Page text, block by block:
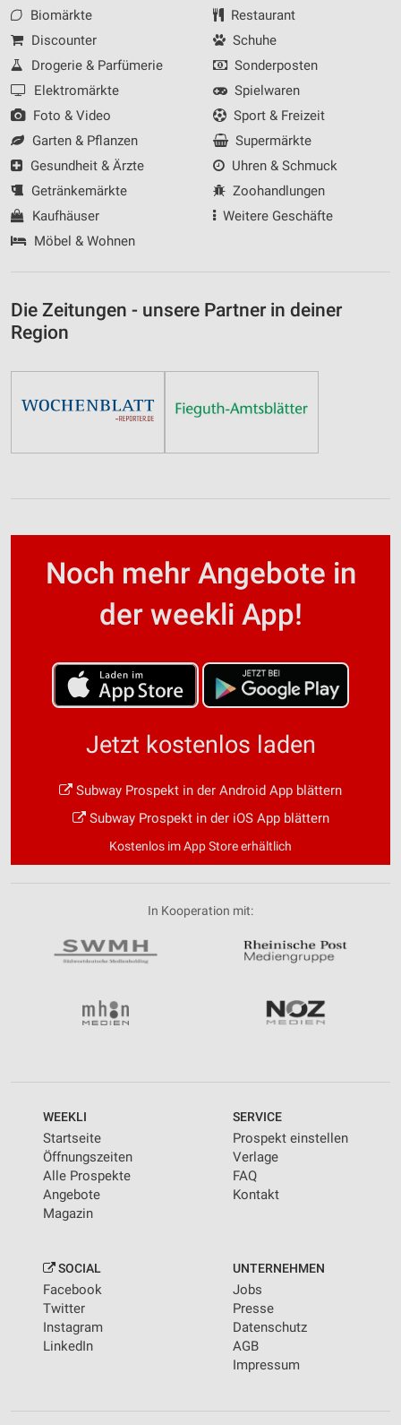
Biomärkte
Discounter
Drogerie & Parfümerie
Elektromärkte
Foto & Video
Garten & Pflanzen
Gesundheit & Ärzte
Getränkemärkte
Kaufhäuser
Möbel & Wohnen
Restaurant
Schuhe
Sonderposten
Spielwaren
Sport & Freizeit
Supermärkte
Uhren & Schmuck
Zoohandlungen
Weitere Geschäfte
Die Zeitungen - unsere Partner in deiner
Region
Noch mehr Angebote in
der weekli App!
Jetzt kostenlos laden
Subway Prospekt in der Android App blättern
Subway Prospekt in der iOS App blättern
Kostenlos im App Store erhältlich
In Kooperation mit:
WEEKLI
Startseite
Öffnungszeiten
Alle Prospekte
Angebote
Magazin
SERVICE
Prospekt einstellen
Verlage
FAQ
Kontakt
SOCIAL
Facebook
Twitter
Instagram
LinkedIn
UNTERNEHMEN
Jobs
Presse
Datenschutz
AGB
Impressum